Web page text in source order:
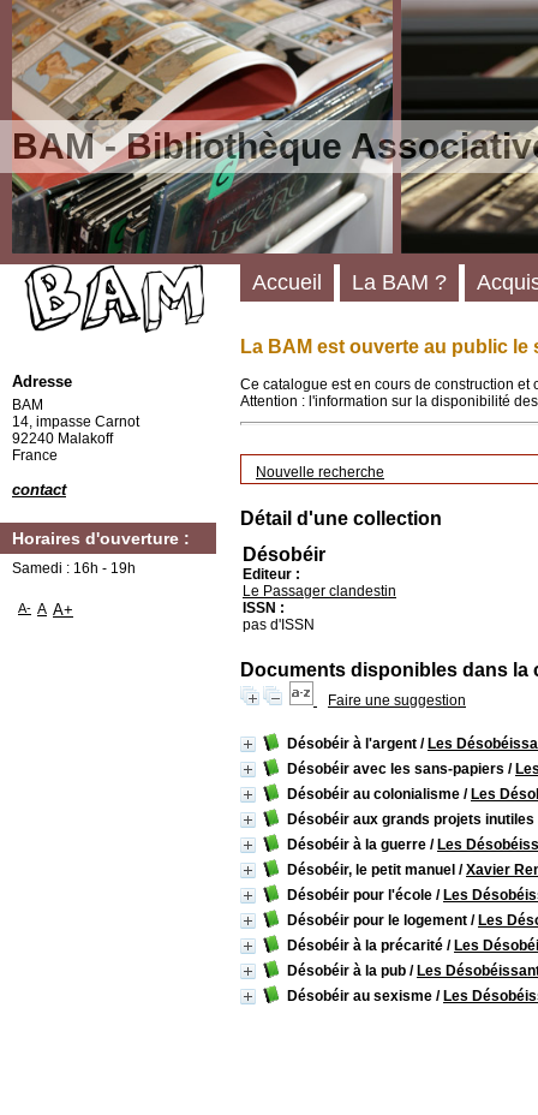
BAM - Bibliothèque
La BAM est ouverte au public le
Ce catalogue est en cours de construction
Attention : l'information sur la disponibilité
Nouvelle recherche
Détail d'une collection
Désobéir
Editeur :
Le Passager clandestin
ISSN :
pas d'ISSN
Documents disponibles dans la
Faire une suggestion
Désobéir à l'argent / Les
Désobéir avec les sans-papiers /
Désobéir au colonialisme / Les
Désobéir aux grands projets inutiles
Désobéir à la guerre / Les
Désobéir, le petit manuel /Xavier
Désobéir pour l'école / Les
Désobéir pour le logement / Les
Désobéir à la précarité / Les
Désobéir à la pub / Les
Désobéir au sexisme / Les
Accueil La BAM ?
Adresse
BAM
14, impasse Carnot
92240 Malakoff
France
contact
Horaires d'ouverture :
Samedi : 16h - 19h
A- A A+